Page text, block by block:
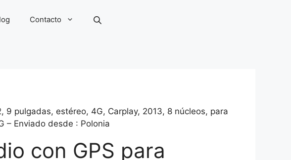
Contacto
pulgadas, estéreo, 4G, Carplay, 2013, 8 núcleos, para
– Enviado desde : Polonia
con GPS para